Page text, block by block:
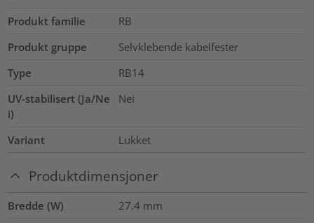
Produkt familie
RB
Produkt gruppe
Selvklebende kabelfester
Type
RB14
UV-stabilisert (Ja/Ne
i)
Nei
Variant Lukket
Produktdimensjoner
Bredde (W) 27.4 mm